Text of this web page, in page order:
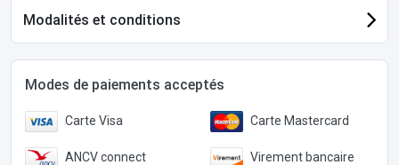
Modalités et conditions
Modes de paiements acceptés
Carte Visa Carte Mastercard
ANCV connect Virement bancaire